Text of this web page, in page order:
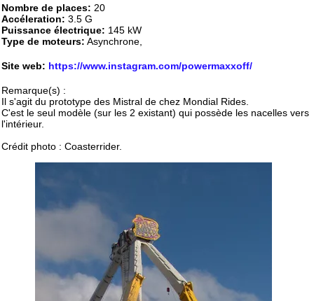
Nombre de places: 20
Accéleration: 3.5 G
Puissance électrique: 145 kW
Type de moteurs: Asynchrone,
Site web: https://www.instagram.com/powermaxxoff/
Remarque(s) :
Il s'agit du prototype des Mistral de chez Mondial Rides.
C'est le seul modèle (sur les 2 existant) qui possède les nacelles vers
l'intérieur.
Crédit photo : Coasterrider.